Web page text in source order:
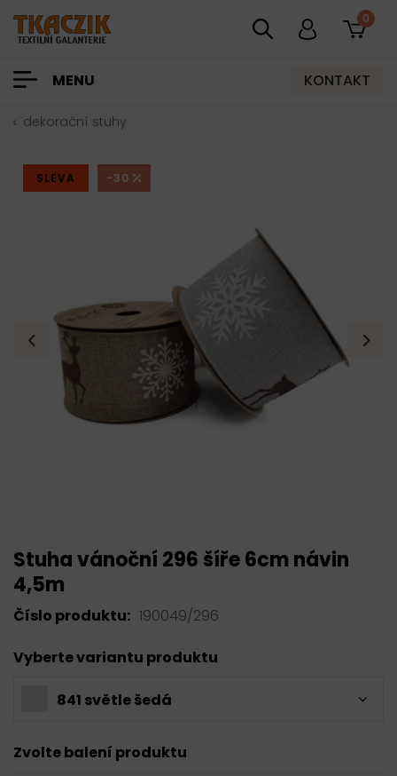
0
MENU KONTAKT
dekorační stuhy
SLEVA -30
Stuha vánoční 296 šíře 6cm návin
4,5m
Číslo produktu: 190049/296
Vyberte variantu produktu
841 světle šedá
Zvolte balení produktu